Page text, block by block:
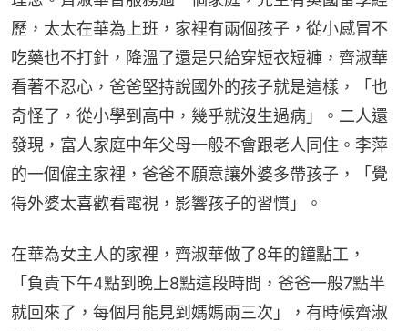
歷，太太在華為上班，家裡有兩個孩子，從小感冒不
吃藥也不打針，降溫了還是只給穿短衣短褲，齊淑華
看著不忍心，爸爸堅持說國外的孩子就是這樣，「也
奇怪了，從小學到高中，幾乎就沒生過病」。二人還
發現，富人家庭中年父母一般不會跟老人同住。李萍
的一個僱主家裡，爸爸不願意讓外婆多帶孩子，「覺
得外婆太喜歡看電視，影響孩子的習慣」。
在華為女主人的家裡，齊淑華做了8年的鐘點工，
「負責下午4點到晚上8點這段時間，爸爸一般7點半
就回來了，每個月能見到媽媽兩三次」，有時候齊淑